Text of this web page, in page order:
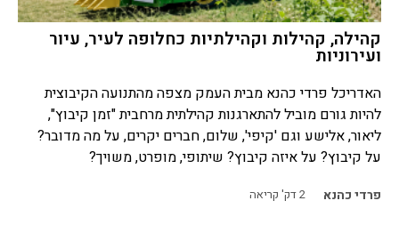
קהילה, קהילות וקהילתיות כחלופה לעיר, עיור
ועירוניות
האדריכל פרדי כהנא מבית העמק מצפה מהתנועה הקיבוצית
להיות גורם מוביל להתארגנות קהילתית מרחבית "זמן קיבוץ",
ליאור, אלישע וגם 'קיפי', שלום, חברים יקרים, על מה מדובר?
על קיבוץ? על איזה קיבוץ? שיתופי, מופרט, משויך?
פרדי כהנא 2דק' קריאה